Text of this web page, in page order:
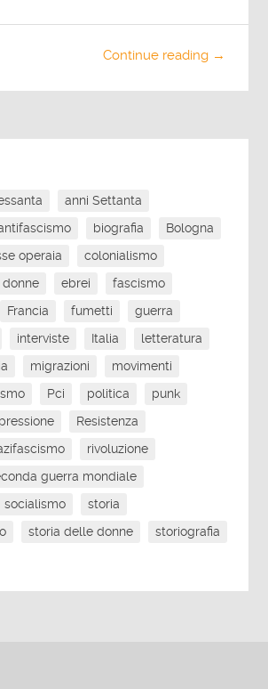
Continue reading →
anni Settanta
biografia
Bologna
operaia
colonialismo
donne ebrei
fascismo
Francia fumetti
guerra
interviste Italia
letteratura
migrazioni
movimenti
Pci politica
punk
Resistenza
rivoluzione
guerra mondiale
socialismo
storia
storia delle donne
storiografia